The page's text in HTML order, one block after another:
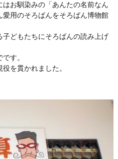
お馴染みの「あんたの名前なん
用のそろばんをそろばん博物館
どもたちにそろばんの読み上げ
す。
を貫かれました。